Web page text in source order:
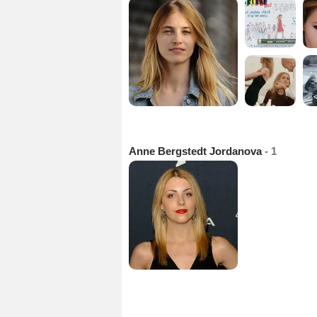
Anne Bergstedt Jordanova- 1